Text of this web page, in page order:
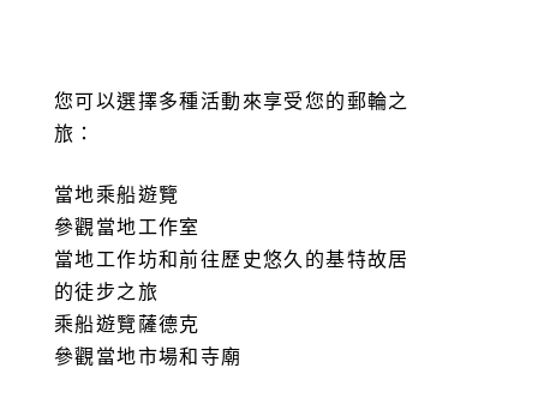
您可以選擇多種活動來享受您的郵輪之
旅：
當地乘船遊覽
參觀當地工作室
當地工作坊和前往歷史悠久的基特故居
的徒步之旅
乘船遊覽薩德克
參觀當地市場和寺廟